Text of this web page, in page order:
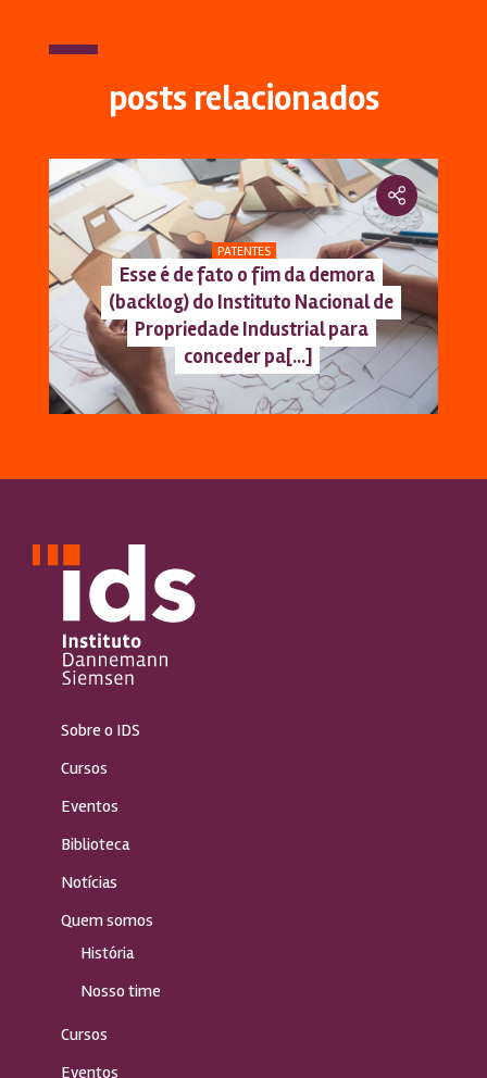
posts relacionados
PATENTES
Esse é de fato o fim da demora
(backlog) do Instituto Nacional de
Propriedade Industrial para
conceder pa[...]
Sobre o IDS
Cursos
Eventos
Biblioteca
Notícias
Quem somos
História
Nosso time
Cursos
Eventos